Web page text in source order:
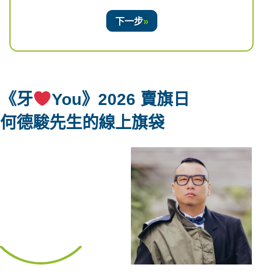
下一步
《牙
You》2026 賣旗日
何德駿先生的線上旗袋